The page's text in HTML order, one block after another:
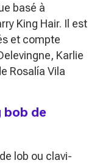
basé à
King Hair. Il est
et compte
Karlie
Rosalía Vila
bob de
lob ou clavi-